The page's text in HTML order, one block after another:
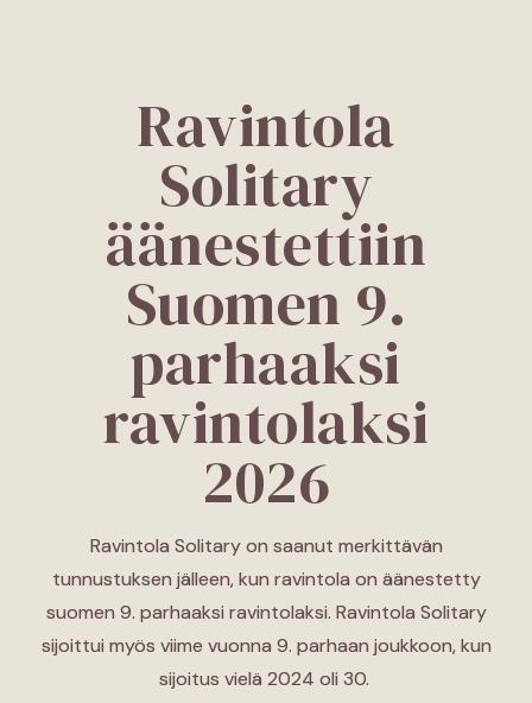
Ravintola
Solitary
äänestettiin
Suomen 9.
parhaaksi
ravintolaksi
2026
Ravintola Solitary on saanut merkittävän
tunnustuksen jälleen, kun ravintola on äänestetty
suomen 9. parhaaksi ravintolaksi. Ravintola Solitary
sijoittui myös viime vuonna 9. parhaan joukkoon, kun
sijoitus vielä 2024 oli 30.